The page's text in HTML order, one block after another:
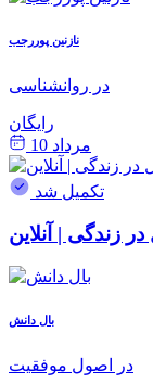
نازنین پوررجب
در روانشناسی
رایگان
مرداد 10
تکمیل شد
بال دانش
در اصول موفقیت